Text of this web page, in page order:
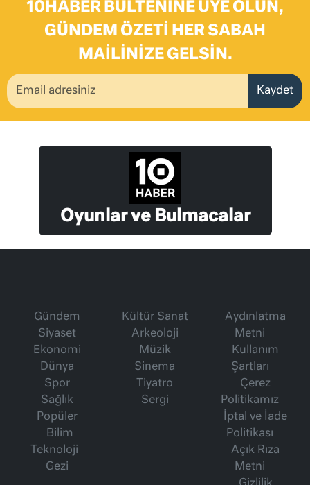
10HABER BÜLTENINE ÜYE OLUN,
GÜNDEM ÖZETI HER SABAH
MAILINIZE GELSIN.
Kaydet
Oyunlar ve Bulmacalar
Gündem
Siyaset
Ekonomi
Dünya
Spor
Sağlık
Popüler
Bilim
Teknoloji
Gezi
Kültür Sanat
Arkeoloji
Müzik
Sinema
Tiyatro
Sergi
Aydınlatma
Metni
Kullanım
Şartları
Çerez
Politikamız
İptal ve İade
Politikası
Açık Rıza
Metni